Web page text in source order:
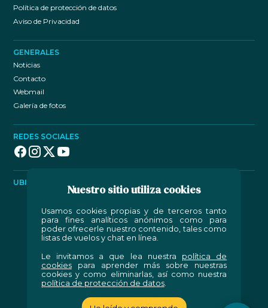
+593 (9) 90090613
+593 (4) 2169116
+593 (9) 68527200 +593 (9) 88634047
+593 (9) 96098868
+593 (9) 99421205
Nuestro sitio utiliza cookies
Usamos cookies propias y de terceros tanto
para fines analíticos anónimos como para
poder ofrecerle nuestro contenido, tales como
listas de vuelos y chat en línea.
Le invitamos a que lea nuestra política de
cookiespara aprender más sobre nuestras
cookies y como eliminarlas, así como nuestra
política de protección de datos.
Política de protección de datos
Aviso de Privacidad
GENERALES
Noticias
Contacto
Webmail
Galería de fotos
REDES SOCIALES
UBICACIÓN